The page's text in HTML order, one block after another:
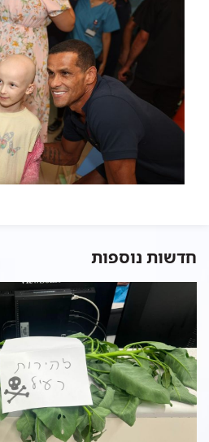
חדשות נוספות